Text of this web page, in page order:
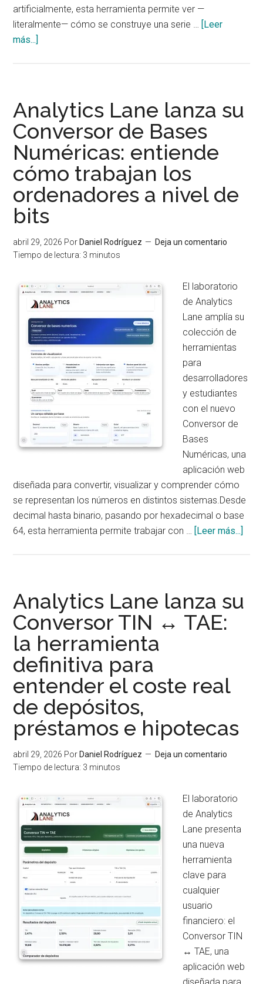
artificialmente, esta herramienta permite ver —
literalmente— cómo se construye una serie … [Leer
más...]
lanza
su
Visualizador
de
Series
Temporales:
entiende
estacionalidad
y
ruido
forma
visual
interactiva
Analytics Lane lanza su
Conversor de Bases
Numéricas: entiende
cómo trabajan los
ordenadores a nivel de
bits
abril 29, 2026 Por Daniel Rodríguez
Deja un comentario
Tiempo de lectura: 3 minutos
El laboratorio
de Analytics
Lane amplía su
colección de
herramientas
para
desarrolladores
y estudiantes
con el nuevo
Conversor de
Bases
Numéricas, una
aplicación web
diseñada para convertir, visualizar y comprender cómo
se representan los números en distintos sistemas.Desde
decimal hasta binario, pasando por hexadecimal o base
64, esta herramienta permite trabajar con … [Leer más...]
su
Analytics Lane lanza su
Conversor TIN ↔ TAE:
la herramienta
definitiva para
entender el coste real
de depósitos,
préstamos e hipotecas
abril 29, 2026 Por Daniel Rodríguez
Deja un comentario
Tiempo de lectura: 3 minutos
El laboratorio
de Analytics
Lane presenta
una nueva
herramienta
clave para
cualquier
usuario
financiero: el
Conversor TIN
↔ TAE, una
aplicación web